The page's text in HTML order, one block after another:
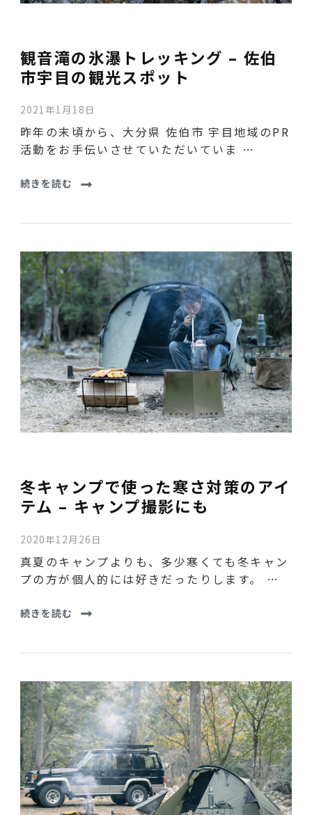
観音滝の氷瀑トレッキング – 佐伯
市宇目の観光スポット
2021年1月18日
昨年の末頃から、大分県 佐伯市 宇目地域のPR
活動をお手伝いさせていただいていま …
続きを読む
冬キャンプで使った寒さ対策のアイ
テム – キャンプ撮影にも
2020年12月26日
真夏のキャンプよりも、多少寒くても冬キャン
プの方が個人的には好きだったりします。 …
続きを読む